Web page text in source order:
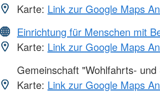
Karte: Link zur Google Maps
Einrichtung für Menschen mit
Karte: Link zur Google Maps
Gemeinschaft "Wohlfahrts- und
Karte: Link zur Google Maps